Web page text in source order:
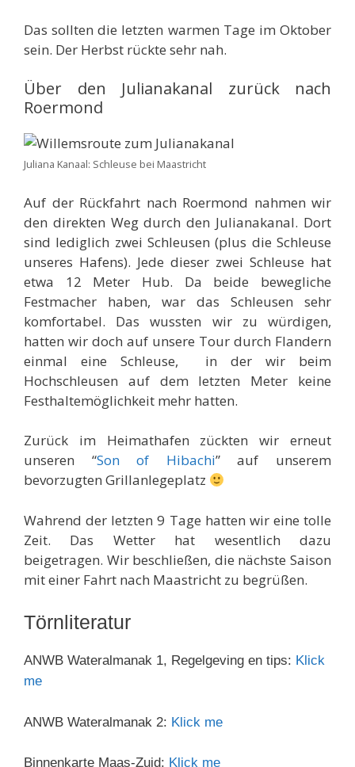
Das sollten die letzten warmen Tage im Oktober
sein. Der Herbst rückte sehr nah.
Über den Julianakanal zurück nach
Roermond
Juliana Kanaal: Schleuse bei Maastricht
Auf der Rückfahrt nach Roermond nahmen wir
den direkten Weg durch den Julianakanal. Dort
sind lediglich zwei Schleusen (plus die Schleuse
unseres Hafens). Jede dieser zwei Schleuse hat
etwa 12 Meter Hub. Da beide bewegliche
Festmacher haben, war das Schleusen sehr
komfortabel. Das wussten wir zu würdigen,
hatten wir doch auf unsere Tour durch Flandern
einmal eine Schleuse, in der wir beim
Hochschleusen auf dem letzten Meter keine
Festhaltemöglichkeit mehr hatten.
Zurück im Heimathafen zückten wir erneut
unseren “Son of Hibachi” auf unserem
bevorzugten Grillanlegeplatz
Wahrend der letzten 9 Tage hatten wir eine tolle
Zeit. Das Wetter hat wesentlich dazu
beigetragen. Wir beschließen, die nächste Saison
mit einer Fahrt nach Maastricht zu begrüßen.
Törnliteratur
ANWB Wateralmanak 1, Regelgeving en tips: Klick
me
ANWB Wateralmanak 2: Klick me
Binnenkarte Maas-Zuid: Klick me